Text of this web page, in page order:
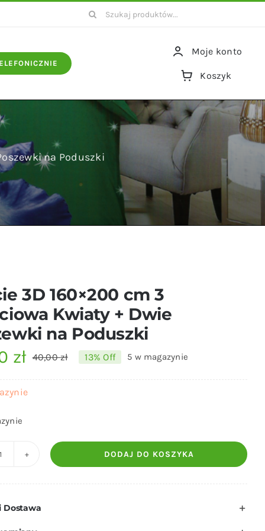
Szukaj
Moje konto
Koszyk
na Poduszki
3D 160×200 cm 3
Kwiaty + Dwie
na Poduszki
40,00złPierwotna
zł
Aktualna
13% Off 5 w magazynie
160x200
DODAJ DO KOSZYKA
Dostawa